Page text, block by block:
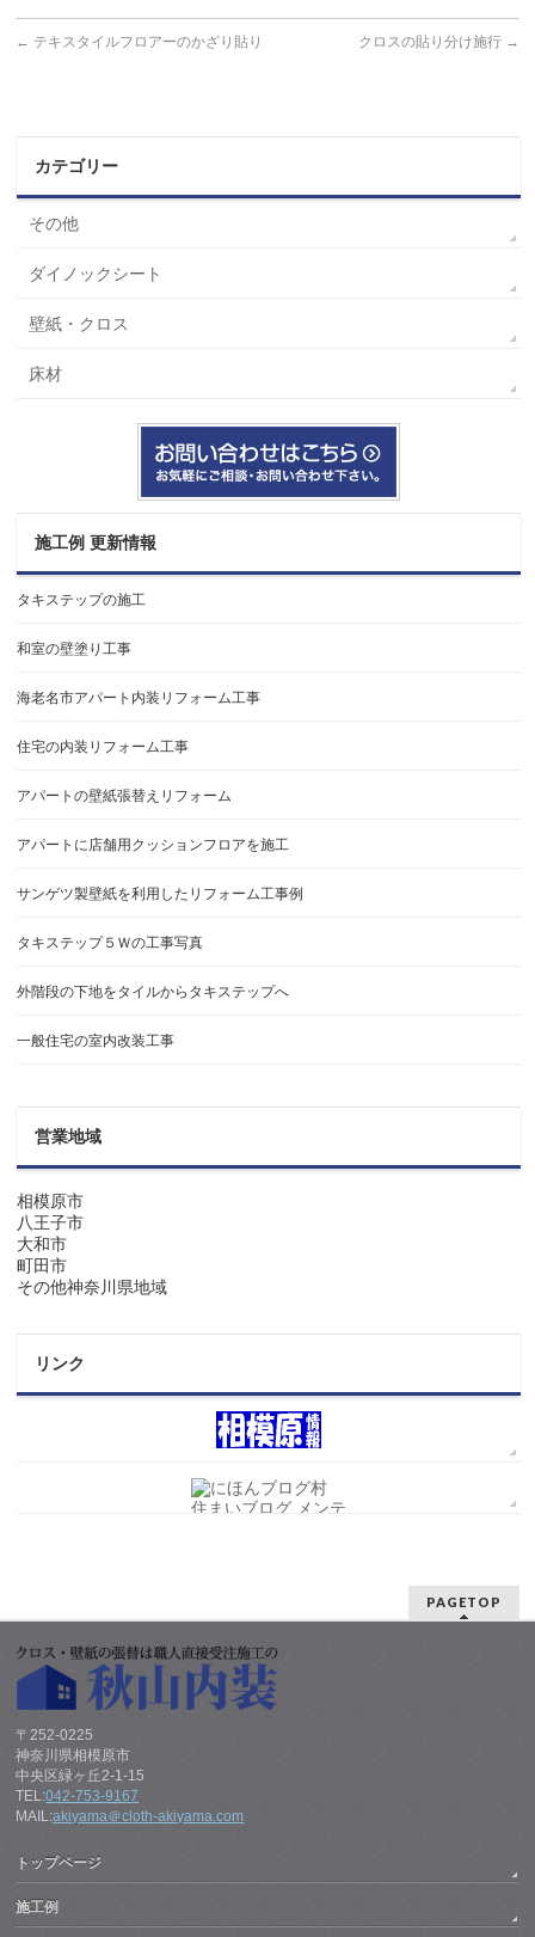
← テキスタイルフロアーのかざり貼り クロスの貼り分け施行 →
カテゴリー
その他
ダイノックシート
壁紙・クロス
床材
施工例 更新情報
タキステップの施工
和室の壁塗り工事
海老名市アパート内装リフォーム工事
住宅の内装リフォーム工事
アパートの壁紙張替えリフォーム
アパートに店舗用クッションフロアを施工
サンゲツ製壁紙を利用したリフォーム工事例
タキステップ５Ｗの工事写真
外階段の下地をタイルからタキステップへ
一般住宅の室内改装工事
営業地域
相模原市
八王子市
大和市
町田市
その他神奈川県地域
リンク
PAGETOP
〒252-0225
神奈川県相模原市
中央区緑ヶ丘2-1-15
TEL:042-753-9167
MAIL:akiyama＠cloth-akiyama.com
トップページ
施工例